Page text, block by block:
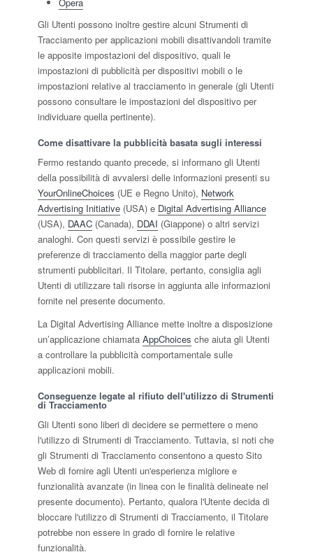
Gli Utenti possono inoltre gestire alcuni Strumenti di
Tracciamento per applicazioni mobili disattivandoli tramite
le apposite impostazioni del dispositivo, quali le
impostazioni di pubblicità per dispositivi mobili o le
impostazioni relative al tracciamento in generale (gli Utenti
possono consultare le impostazioni del dispositivo per
individuare quella pertinente).
Come disattivare la pubblicità basata sugli interessi
Fermo restando quanto precede, si informano gli Utenti
della possibilità di avvalersi delle informazioni presenti su
YourOnlineChoices (UE e Regno Unito), Network
Advertising Initiative(USA) e Digital Advertising Alliance
(USA), DAAC(Canada), DDAI (Giappone) o altri servizi
analoghi. Con questi servizi è possibile gestire le
preferenze di tracciamento della maggior parte degli
strumenti pubblicitari. Il Titolare, pertanto, consiglia agli
Utenti di utilizzare tali risorse in aggiunta alle informazioni
fornite nel presente documento.
La Digital Advertising Alliance mette inoltre a disposizione
un’applicazione chiamata AppChoices che aiuta gli Utenti
a controllare la pubblicità comportamentale sulle
applicazioni mobili.
Conseguenze legate al rifiuto dell'utilizzo di Strumenti
di Tracciamento
Gli Utenti sono liberi di decidere se permettere o meno
l'utilizzo di Strumenti di Tracciamento. Tuttavia, si noti che
gli Strumenti di Tracciamento consentono a questo Sito
Web di fornire agli Utenti un'esperienza migliore e
funzionalità avanzate (in linea con le finalità delineate nel
presente documento). Pertanto, qualora l'Utente decida di
bloccare l'utilizzo di Strumenti di Tracciamento, il Titolare
potrebbe non essere in grado di fornire le relative
funzionalità.